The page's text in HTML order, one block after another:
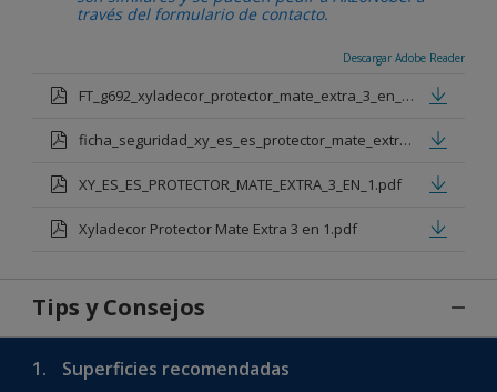
través del formulario de contacto.
Descargar Adobe Reader
FT_g692_xyladecor_protector_mate_extra_3_en_1_sp_2023.pdf
ficha_seguridad_xy_es_es_protector_mate_extra_3_en_1_teca.pdf
XY_ES_ES_PROTECTOR_MATE_EXTRA_3_EN_1.pdf
Xyladecor Protector Mate Extra 3 en 1.pdf
Tips y Consejos
1. Superficies recomendadas